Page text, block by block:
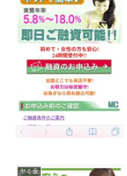
ヤミ金